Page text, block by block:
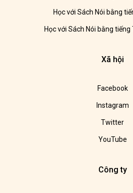
Học với Sách Nói bằng
Học với Sách Nói bằng tiếng
Xã hội
Facebook
Instagram
Twitter
YouTube
Công ty